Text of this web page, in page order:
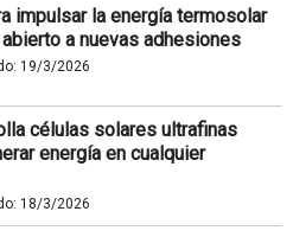
impulsar la energía termosolar
a nuevas adhesiones
19/3/2026
células solares ultrafinas
energía en cualquier
18/3/2026